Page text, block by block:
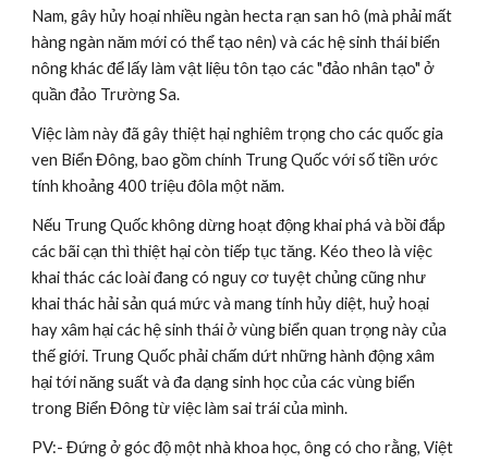
Nam, gây hủy hoại nhiều ngàn hecta rạn san hô (mà phải mất
hàng ngàn năm mới có thể tạo nên) và các hệ sinh thái biển
nông khác để lấy làm vật liệu tôn tạo các "đảo nhân tạo" ở
quần đảo Trường Sa.
Việc làm này đã gây thiệt hại nghiêm trọng cho các quốc gia
ven Biển Đông, bao gồm chính Trung Quốc với số tiền ước
tính khoảng 400 triệu đôla một năm.
Nếu Trung Quốc không dừng hoạt động khai phá và bồi đắp
các bãi cạn thì thiệt hại còn tiếp tục tăng. Kéo theo là việc
khai thác các loài đang có nguy cơ tuyệt chủng cũng như
khai thác hải sản quá mức và mang tính hủy diệt, huỷ hoại
hay xâm hại các hệ sinh thái ở vùng biển quan trọng này của
thế giới. Trung Quốc phải chấm dứt những hành động xâm
hại tới năng suất và đa dạng sinh học của các vùng biển
trong Biển Đông từ việc làm sai trái của mình.
PV:- Đứng ở góc độ một nhà khoa học, ông có cho rằng, Việt